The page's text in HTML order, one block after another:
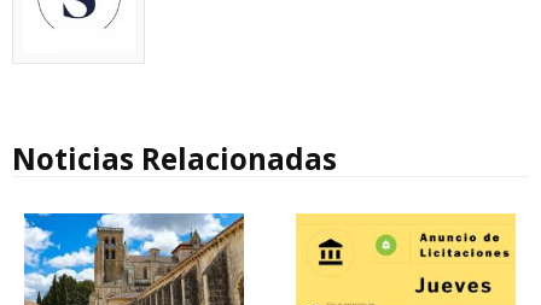
Noticias Relacionadas